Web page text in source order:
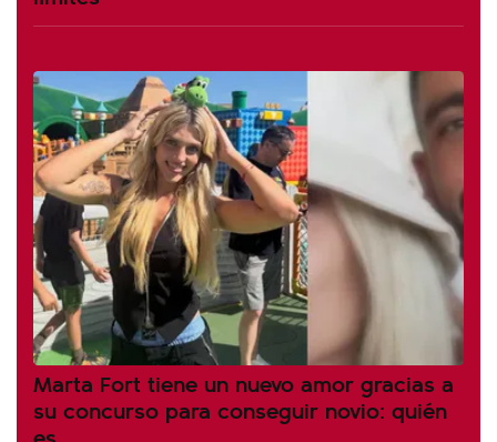
Marta Fort tiene un nuevo amor gracias a
su concurso para conseguir novio: quién